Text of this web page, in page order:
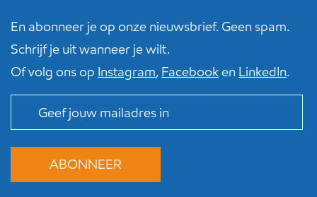
En abonneer je op onze nieuwsbrief. Geen spam.
Schrijf je uit wanneer je wilt.
Of volg ons op Instagram, Facebooken LinkedIn.